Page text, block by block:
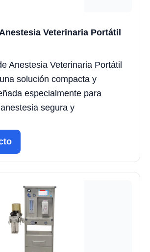
Veterinaria Portátil
Anestesia Veterinaria Portátil
solución compacta y
especialmente para
segura y